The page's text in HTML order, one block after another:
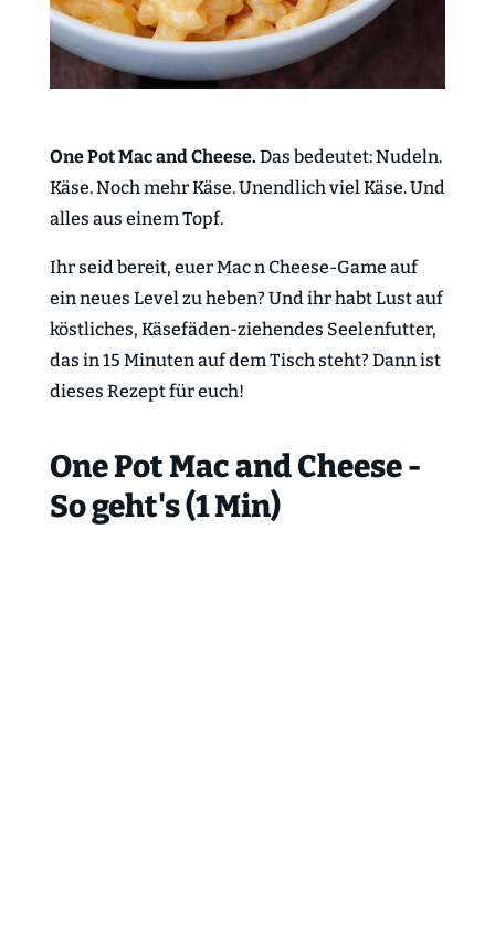
One Pot Mac and Cheese. Das bedeutet: Nudeln.
Käse. Noch mehr Käse. Unendlich viel Käse. Und
alles aus einem Topf.
Ihr seid bereit, euer Mac n Cheese-Game auf
ein neues Level zu heben? Und ihr habt Lust auf
köstliches, Käsefäden-ziehendes Seelenfutter,
das in 15 Minuten auf dem Tisch steht? Dann ist
dieses Rezept für euch!
One Pot Mac and Cheese -
So geht's (1 Min)